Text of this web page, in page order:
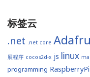
标签云
.net .net core
展程序 cocos2d-x js linux
programming RaspberryPi